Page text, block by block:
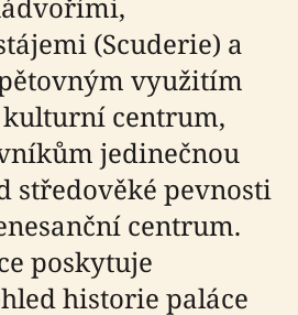
(Scuderie) a
využitím
centrum,
jedinečnou
středověké pevnosti
centrum.
poskytuje
historie paláce